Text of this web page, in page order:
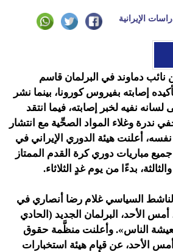
الإيرانية
دماوند في البرلمان قاسم
إصابته بفيروس كورونا، بينما نشر
نفيه لخبر إصابته، فيما انتقد
ندرة وغلاء المواد الصحِّية مع انتشار
أعلنت هيئة الدوري الإيراني في
جميع مباريات دوري كرة القدم الممتاز
بدءًا من يوم غدٍ الثلاثاء.
السياسي غلام رضا أنصاري في
أمس الأحد، البرلمان الجديد (الحادي
الناس». و أعلنت منظَّمة حقوق
الأحد، عن قيام هيئة استخبارات